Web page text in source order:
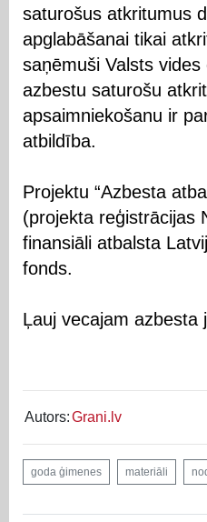
saturošus atkritumus
apglabāšanai tikai
saņēmuši Valsts
azbestu saturošu
apsaimniekošanu ir
atbildība.
Projektu “Azbesta
(projekta reģistrācijas
finansiāli atbalsta
fonds.
Ļauj vecajam azbesta
Autors:Grani.lv
goda ģimenes materiāli